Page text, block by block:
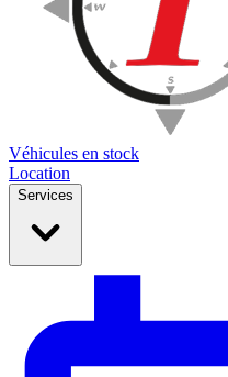
Véhicules en stock
Location
Services